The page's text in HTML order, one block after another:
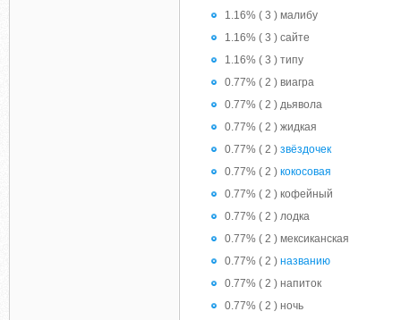
1.16% ( 3 ) малибу
1.16% ( 3 ) сайте
1.16% ( 3 ) типу
0.77% ( 2 ) виагра
0.77% ( 2 ) дьявола
0.77% ( 2 ) жидкая
0.77% ( 2 ) звёздочек
0.77% ( 2 ) кокосовая
0.77% ( 2 ) кофейный
0.77% ( 2 ) лодка
0.77% ( 2 ) мексиканская
0.77% ( 2 ) названию
0.77% ( 2 ) напиток
0.77% ( 2 ) ночь